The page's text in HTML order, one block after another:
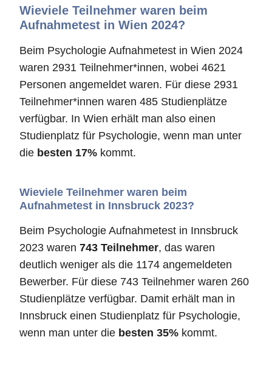
Wieviele Teilnehmer waren beim
Aufnahmetest in Wien 2024?
Beim Psychologie Aufnahmetest in Wien 2024
waren 2931 Teilnehmer*innen, wobei 4621
Personen angemeldet waren. Für diese 2931
Teilnehmer*innen waren 485 Studienplätze
verfügbar. In Wien erhält man also einen
Studienplatz für Psychologie, wenn man unter
die besten 17% kommt.
Wieviele Teilnehmer waren beim
Aufnahmetest in Innsbruck 2023?
Beim Psychologie Aufnahmetest in Innsbruck
2023 waren 743 Teilnehmer, das waren
deutlich weniger als die 1174 angemeldeten
Bewerber. Für diese 743 Teilnehmer waren 260
Studienplätze verfügbar. Damit erhält man in
Innsbruck einen Studienplatz für Psychologie,
wenn man unter die besten 35% kommt.